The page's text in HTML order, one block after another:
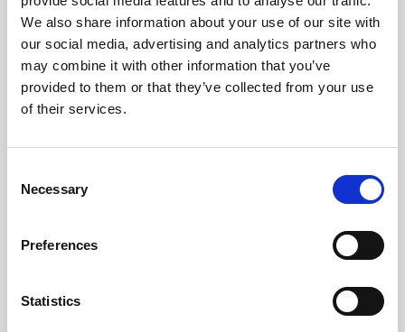
We also share information about your use of our site with
our social media, advertising and analytics partners who
may combine it with other information that you’ve
provided to them or that they’ve collected from your use
of their services.
Selection
Necessary
Preferences
Statistics